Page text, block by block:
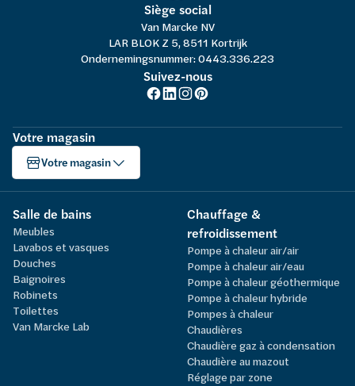
Siège social
Van Marcke NV
LAR BLOK Z 5, 8511 Kortrijk
Ondernemingsnummer: 0443.336.223
Suivez-nous
Votre magasin
Votre magasin
Salle de bains
Meubles
Lavabos et vasques
Douches
Baignoires
Robinets
Toilettes
Van Marcke Lab
Chauffage &
refroidissement
Pompe à chaleur air/air
Pompe à chaleur air/eau
Pompe à chaleur géothermique
Pompe à chaleur hybride
Pompes à chaleur
Chaudières
Chaudière gaz à condensation
Chaudière au mazout
Réglage par zone